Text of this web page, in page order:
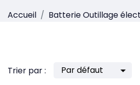
Accueil Batterie Outillage
Trier par :